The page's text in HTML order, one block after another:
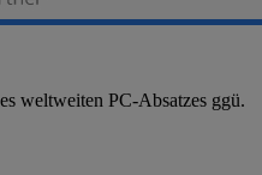
weltweiten PC-Absatzes ggü.